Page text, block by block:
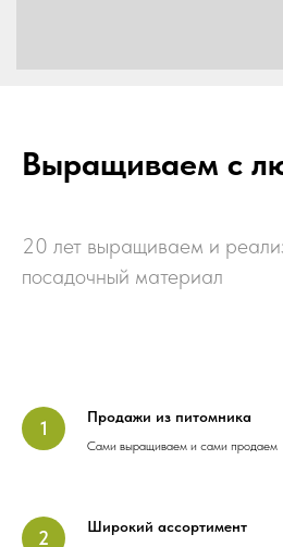
Выращиваем с
20 лет выращиваем и
посадочный материал
Продажи из питомника
Сами выращиваем и сами продаем
Широкий ассортимент